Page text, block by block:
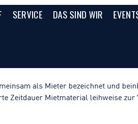
SERVICE DAS SIND WIR
als Mieter bezeichnet und
Zeitdauer Mietmaterial leihweise zur